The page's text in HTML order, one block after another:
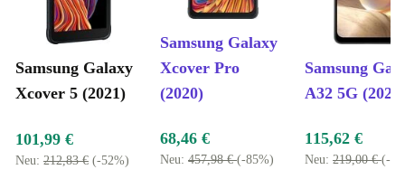
Samsung Galaxy
Xcover 5 (2021)
Samsung Galaxy
Xcover Pro
(2020)
Samsung
A32 5G (2021)
101,99 €
Neu: 212,83 € (-52%)
68,46 €
Neu: 457,98 €(-85%)
115,62 €
Neu: 219,00 €(-